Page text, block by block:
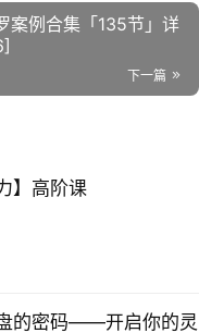
案例合集「135节」详
下一篇
】高阶课
盘的密码——开启你的灵